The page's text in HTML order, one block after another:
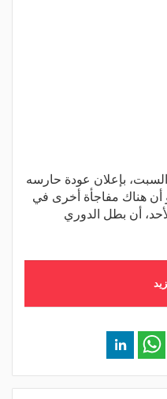
بإعلان عودة حارسه
هناك مفاجأة أخرى في
أن بطل الدوري